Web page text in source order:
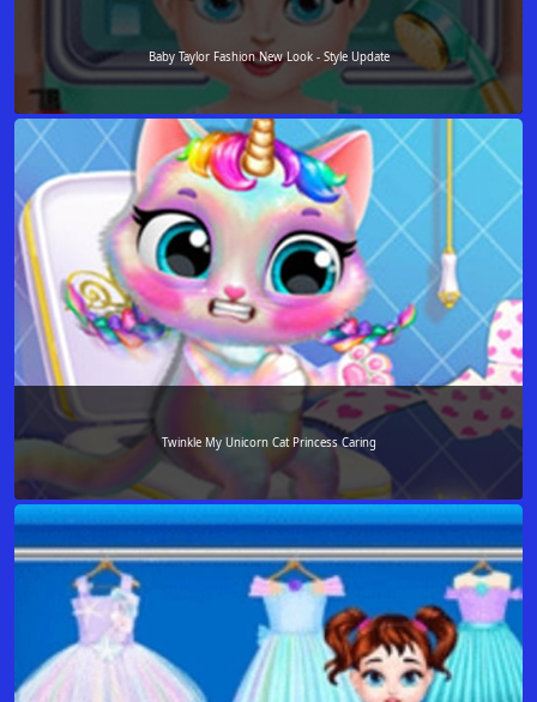
Baby Taylor Fashion New Look - Style Update
Twinkle My Unicorn Cat Princess Caring